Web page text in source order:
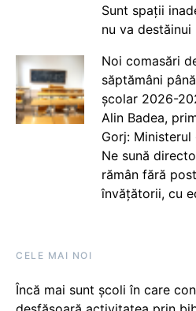
Sunt spații
nu va
Noi comasări
săptămâni
școlar 2026-
Alin Badea,
Gorj:
Ne sună
rămân fără
învățătorii, cu
CELE MAI NOI
Încă mai sunt școli în care